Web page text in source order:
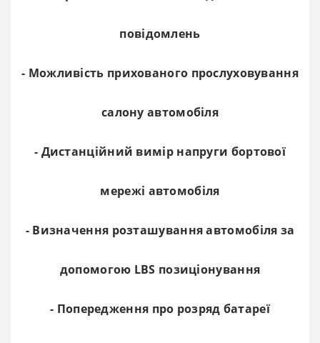
повідомлень
- Можливість прихованого прослуховування
салону автомобіля
- Дистанційний вимір напруги бортової
мережі автомобіля
- Визначення розташування автомобіля за
допомогою LBS позиціонування
- Попередження про розряд батареї